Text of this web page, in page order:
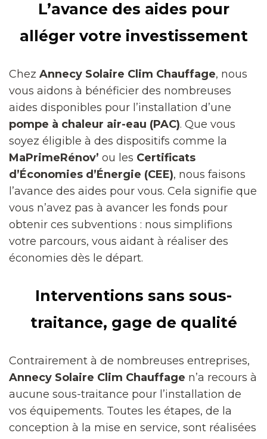
L’avance des aides pour
alléger votre investissement
Chez Annecy Solaire Clim Chauffage, nous
vous aidons à bénéficier des nombreuses
aides disponibles pour l’installation d’une
pompe à chaleur air-eau (PAC). Que vous
soyez éligible à des dispositifs comme la
MaPrimeRénov’ ou les Certificats
d’Économies d’Énergie (CEE), nous faisons
l’avance des aides pour vous. Cela signifie que
vous n’avez pas à avancer les fonds pour
obtenir ces subventions : nous simplifions
votre parcours, vous aidant à réaliser des
économies dès le départ.
Interventions sans sous-
traitance, gage de qualité
Contrairement à de nombreuses entreprises,
Annecy Solaire Clim Chauffage n’a recours à
aucune sous-traitance pour l’installation de
vos équipements. Toutes les étapes, de la
conception à la mise en service, sont réalisées